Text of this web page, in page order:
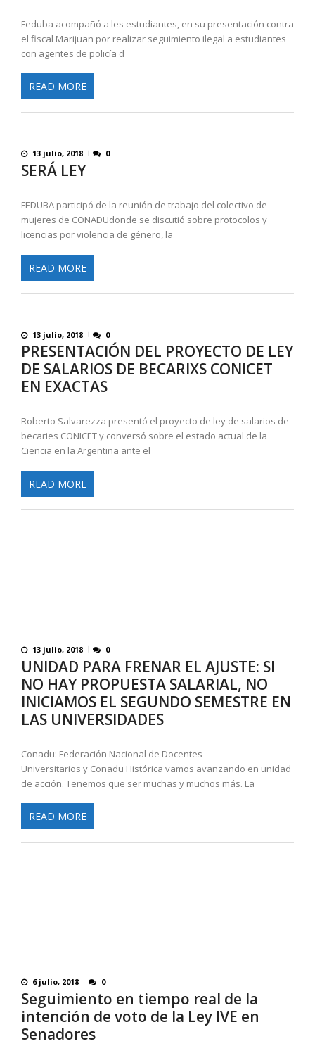
Feduba acompañó a les estudiantes, en su presentación contra
el fiscal Marijuan por realizar seguimiento ilegal a estudiantes
con agentes de policía d
READ MORE
13 julio, 2018 0
SERÁ LEY
FEDUBA participó de la reunión de trabajo del colectivo de
mujeres de CONADUdonde se discutió sobre protocolos y
licencias por violencia de género, la
READ MORE
13 julio, 2018 0
PRESENTACIÓN DEL PROYECTO DE LEY
DE SALARIOS DE BECARIXS CONICET
EN EXACTAS
Roberto Salvarezza presentó el proyecto de ley de salarios de
becaries CONICET y conversó sobre el estado actual de la
Ciencia en la Argentina ante el
READ MORE
13 julio, 2018 0
UNIDAD PARA FRENAR EL AJUSTE: SI
NO HAY PROPUESTA SALARIAL, NO
INICIAMOS EL SEGUNDO SEMESTRE EN
LAS UNIVERSIDADES
Conadu: Federación Nacional de Docentes
Universitarios y Conadu Histórica vamos avanzando en unidad
de acción. Tenemos que ser muchas y muchos más. La
READ MORE
6 julio, 2018 0
Seguimiento en tiempo real de la
intención de voto de la Ley IVE en
Senadores